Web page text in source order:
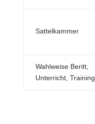
Sattelkammer
Wahlweise Beritt,
Unterricht, Training